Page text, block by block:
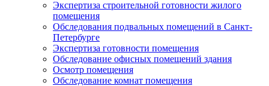
Экспертиза строительной готовности жилого
помещения
Обследования подвальных помещений в Санкт-
Петербурге
Экспертиза готовности помещения
Обследование офисных помещений здания
Осмотр помещения
Обследование комнат помещения